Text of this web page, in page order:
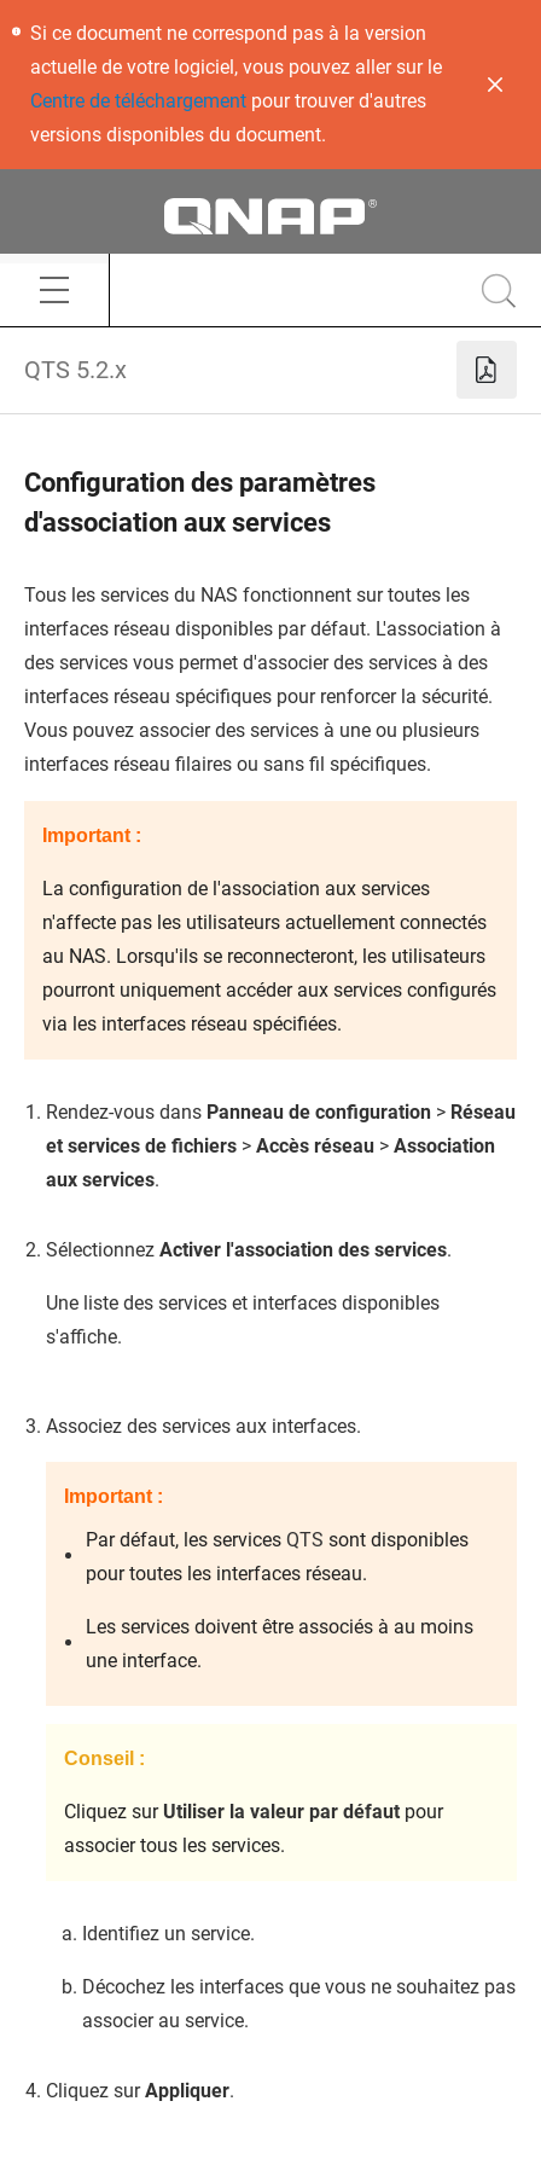
Si ce document ne correspond pas à la version
actuelle de votre logiciel, vous pouvez aller sur le
Centre de téléchargementpour trouver d'autres
versions disponibles du document.
QTS 5.2.x
Configuration des paramètres
d'association aux services
Tous les services du NAS fonctionnent sur toutes les
interfaces réseau disponibles par défaut. L'association à
des services vous permet d'associer des services à des
interfaces réseau spécifiques pour renforcer la sécurité.
Vous pouvez associer des services à une ou plusieurs
interfaces réseau filaires ou sans fil spécifiques.
Important :
La configuration de l'association aux services
n'affecte pas les utilisateurs actuellement connectés
au NAS. Lorsqu'ils se reconnecteront, les utilisateurs
pourront uniquement accéder aux services configurés
via les interfaces réseau spécifiées.
Rendez-vous dans Panneau de configuration > Réseau
et services de fichiers > Accès réseau > Association
aux services.
Sélectionnez Activer l'association des services.
Une liste des services et interfaces disponibles
s'affiche.
Associez des services aux interfaces.
Important :
Par défaut, les services QTS sont disponibles
pour toutes les interfaces réseau.
Les services doivent être associés à au moins
une interface.
Conseil :
Cliquez sur Utiliser la valeur par défaut pour
associer tous les services.
Identifiez un service.
Décochez les interfaces que vous ne souhaitez pas
associer au service.
Cliquez surAppliquer.